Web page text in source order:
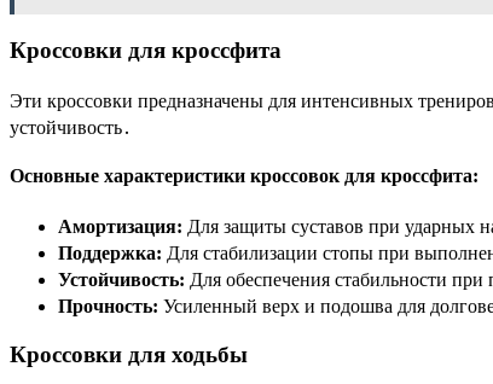
Кроссовки для кроссфита
Эти кроссовки предназначены для интенсивных
устойчивость․
Основные характеристики кроссовок для кроссфита:
Амортизация: Для защиты суставов при ударных
Поддержка: Для стабилизации стопы при
Устойчивость: Для обеспечения стабильности при
Прочность: Усиленный верх и подошва для
Кроссовки для ходьбы